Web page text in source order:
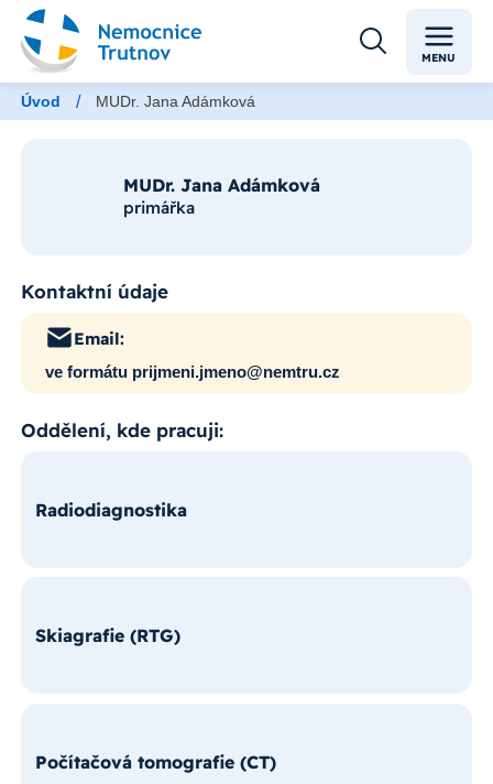
MENU
Úvod / MUDr. Jana Adámková
MUDr. Jana Adámková
primářka
Kontaktní údaje
Email:
ve formátu prijmeni.jmeno@nemtru.cz
Oddělení, kde pracuji:
Radiodiagnostika
Skiagrafie (RTG)
Počítačová tomografie (CT)